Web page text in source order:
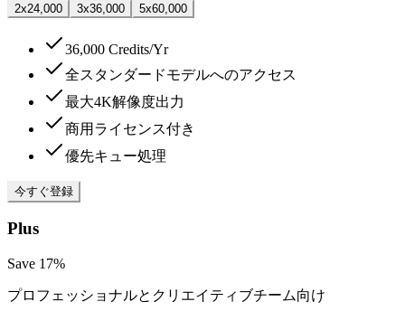
2x24,000 3x36,000 5x60,000
36,000 Credits/Yr
全スタンダードモデルへのアクセス
最大4K解像度出力
商用ライセンス付き
優先キュー処理
今すぐ登録
Plus
Save 17%
プロフェッショナルとクリエイティブチーム向け